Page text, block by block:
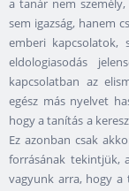
a tanár nem
sem igazság, hanem
emberi kapcsolatok,
eldologiasodás
kapcsolatban az
egész más nyelvet
hogy a tanítás a
Ez azonban csak
forrásának tekintjük,
vagyunk arra, hogy a